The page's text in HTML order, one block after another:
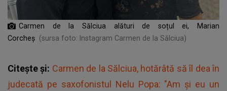
Carmen de la Sălciua alături de soțul ei, Marian
Corcheș (sursa foto: Instagram Carmen de la Sălciua)
Citește și: Carmen de la Sălciua, hotărâtă să îl dea în
judecată pe saxofonistul Nelu Popa: "Am și eu un